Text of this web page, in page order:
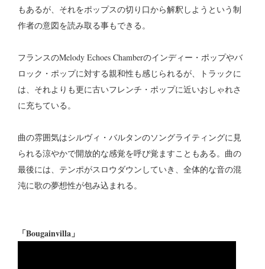
もあるが、それをポップスの切り口から解釈しようという制
作者の意図を読み取る事もできる。
フランスのMelody Echoes Chamberのインディー・ポップやバ
ロック・ポップに対する親和性も感じられるが、トラックに
は、それよりも更に古いフレンチ・ポップに近いおしゃれさ
に充ちている。
曲の雰囲気はシルヴィ・バルタンのソングライティングに見
られる涼やかで開放的な感覚を呼び覚ますこともある。曲の
最後には、テンポがスロウダウンしていき、全体的な音の混
沌に歌の夢想性が包み込まれる。
「Bougainvilla」